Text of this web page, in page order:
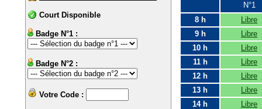
Court Disponible
Badge N°1 :
Badge N°2 :
Votre Code :
N°1
8 h
Libre
9 h
Libre
10 h
Libre
11 h
Libre
12 h
Libre
13 h
Libre
14 h
Libre